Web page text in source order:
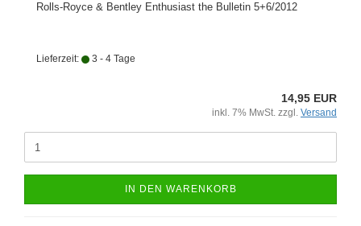
Rolls-Royce & Bentley Enthusiast the Bulletin 5+6/2012
Lieferzeit: 3 - 4 Tage
14,95 EUR
inkl. 7% MwSt. zzgl. Versand
IN DEN WARENKORB